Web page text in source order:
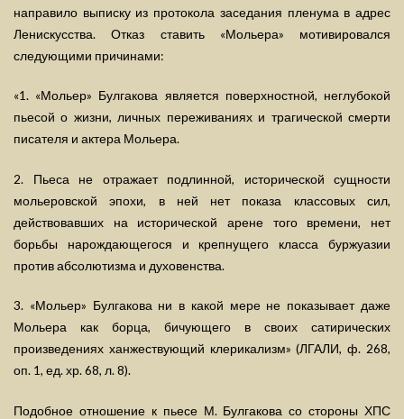
направило выписку из протокола заседания пленума в адрес
Ленискусства. Отказ ставить «Мольера» мотивировался
следующими причинами:
«1. «Мольер» Булгакова является поверхностной, неглубокой
пьесой о жизни, личных переживаниях и трагической смерти
писателя и актера Мольера.
2. Пьеса не отражает подлинной, исторической сущности
мольеровской эпохи, в ней нет показа классовых сил,
действовавших на исторической арене того времени, нет
борьбы нарождающегося и крепнущего класса буржуазии
против абсолютизма и духовенства.
3. «Мольер» Булгакова ни в какой мере не показывает даже
Мольера как борца, бичующего в своих сатирических
произведениях ханжествующий клерикализм» (ЛГАЛИ, ф. 268,
оп. 1, ед. хр. 68, л. 8).
Подобное отношение к пьесе М. Булгакова со стороны ХПС